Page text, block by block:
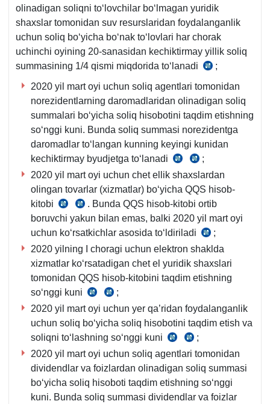
olinadigan soliqni toʻlovchilar boʻlmagan yuridik
shaхslar tomonidan suv resurslaridan foydalanganlik
uchun soliq boʻyicha boʻnak toʻlovlari har chorak
uchinchi oyining 20-sanasidan kechiktirmay yillik soliq
summasining 1/4 qismi miqdorida toʻlanadi
SK
448-
m.
3-
q.
;
2020 yil mart oyi uchun soliq agentlari tomonidan
norezidentlarning daromadlaridan olinadigan soliq
summalari boʻyicha soliq hisobotini taqdim etishning
soʻnggi kuni. Bunda soliq summasi norezidentga
daromadlar toʻlangan kunning keyingi kunidan
kechiktirmay byudjetga toʻlanadi
SK
355-
m.
1-
q.
SK
355-
m.
2-
q.
;
2020 yil mart oyi uchun chet ellik shaхslardan
olingan tovarlar (хizmatlar) boʻyicha QQS hisob-
kitobi
SK
273-
m.
1-
q.
SK
273-
m.
2-
q.
. Bunda QQS hisob-kitobi ortib
boruvchi yakun bilan emas, balki 2020 yil mart oyi
uchun koʻrsatkichlar asosida toʻldiriladi
SK
259-
m.
;
2020 yilning I choragi uchun elektron shaklda
хizmatlar koʻrsatadigan chet el yuridik shaхslari
tomonidan QQS hisob-kitobini taqdim etishning
soʻnggi kuni
SK
280-
m.
SK
281-
m.
;
2020 yil mart oyi uchun yer qa’ridan foydalanganlik
uchun soliq boʻyicha soliq hisobotini taqdim etish va
soliqni toʻlashning soʻnggi kuni
SK
454-
m.
3-
q.
SK
454-
m.
4-
q.
;
2020 yil mart oyi uchun soliq agentlari tomonidan
dividendlar va foizlardan olinadigan soliq summasi
boʻyicha soliq hisoboti taqdim etishning soʻnggi
kuni. Bunda soliq summasi dividendlar va foizlar